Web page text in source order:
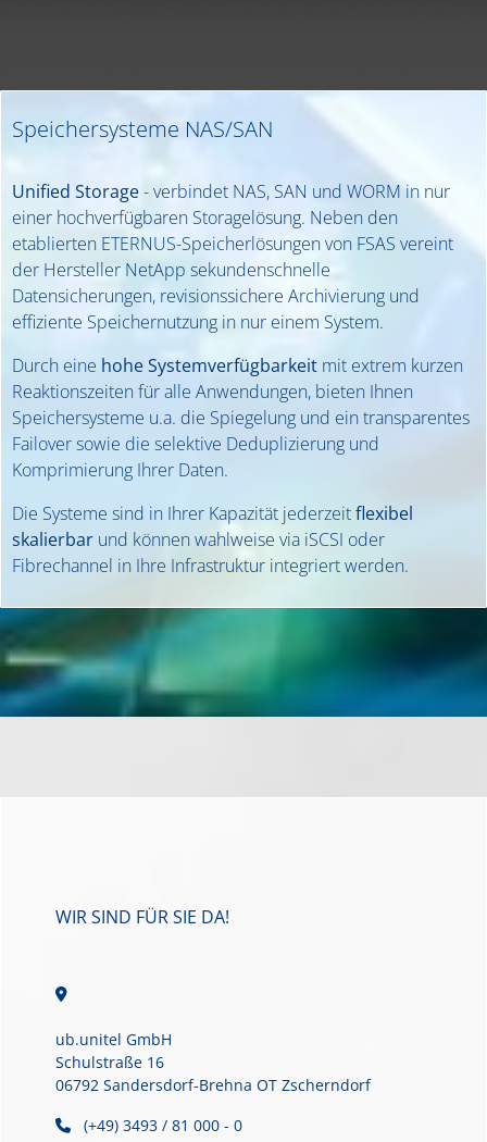
Speichersysteme NAS/SAN
Unified Storage- verbindet NAS, SAN und WORM in nur
einer hochverfügbaren Storagelösung. Neben den
etablierten ETERNUS-Speicherlösungen von FSAS vereint
der Hersteller NetApp sekundenschnelle
Datensicherungen, revisionssichere Archivierung und
effiziente Speichernutzung in nur einem System.
Durch eine hohe Systemverfügbarkeit mit extrem kurzen
Reaktionszeiten für alle Anwendungen, bieten Ihnen
Speichersysteme u.a. die Spiegelung und ein transparentes
Failover sowie die selektive Deduplizierung und
Komprimierung Ihrer Daten.
Die Systeme sind in Ihrer Kapazität jederzeitflexibel
skalierbar und können wahlweise via iSCSI oder
Fibrechannel in Ihre Infrastruktur integriert werden.
WIR SIND FÜR SIE DA!
ub.unitel GmbH
Schulstraße 16
06792 Sandersdorf-Brehna OT Zscherndorf
(+49) 3493 / 81 000 - 0